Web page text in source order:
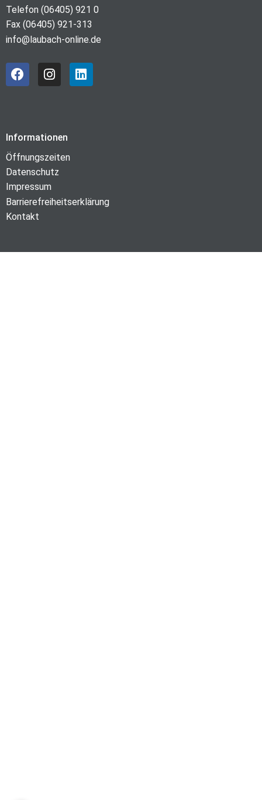
Telefon (06405) 921 0
Fax (06405) 921-313
info@laubach-online.de
Informationen
Öffnungszeiten
Datenschutz
Impressum
Barrierefreiheitserklärung
Kontakt